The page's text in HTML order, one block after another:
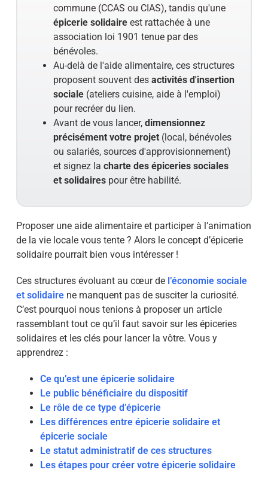
commune (CCAS ou CIAS), tandis qu'une
épicerie solidaireest rattachée à une
association loi 1901 tenue par des
bénévoles.
Au-delà de l'aide alimentaire, ces structures
proposent souvent des activités d'insertion
sociale(ateliers cuisine, aide à l'emploi)
pour recréer du lien.
Avant de vous lancer, dimensionnez
précisément votre projet(local, bénévoles
ou salariés, sources d'approvisionnement)
et signez la charte des épiceries sociales
et solidairespour être habilité.
Proposer une aide alimentaire et participer à l’animation
de la vie locale vous tente ? Alors le concept d’épicerie
solidaire pourrait bien vous intéresser !
Ces structures évoluant au cœur de l’économie sociale
et solidairene manquent pas de susciter la curiosité.
C’est pourquoi nous tenions à proposer un article
rassemblant tout ce qu’il faut savoir sur les épiceries
solidaires et les clés pour lancer la vôtre. Vous y
apprendrez :
Ce qu’est une épicerie solidaire
Le public bénéficiaire du dispositif
Le rôle de ce type d’épicerie
Les différences entre épicerie solidaire et
épicerie sociale
Le statut administratif de ces structures
Les étapes pour créer votre épicerie solidaire